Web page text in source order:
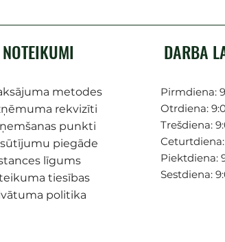
NOTEIKUMI
metodes
rekvizīti
punkti
piegāde
līgums
tiesības
politika
DARBA
Pirmdiena:
Otrdiena:
Trešdiena:
Ceturtdiena:
Piektdiena:
Sestdiena: